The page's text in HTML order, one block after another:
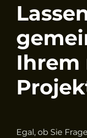
Ihrem
Egal, ob Sie